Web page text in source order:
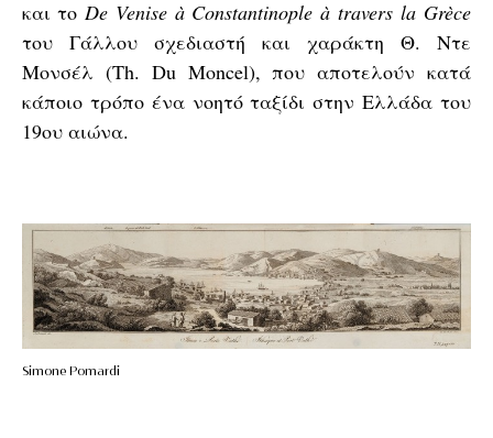
και το De Veniseà Constantinople àtravers la Grèce
του Γάλλου σχεδιαστή και χαράκτη Θ. Ντε
Μονσέλ (Th. Du Moncel), που αποτελούν κατά
κάποιο τρόπο ένα νοητό ταξίδι στην Ελλάδα του
19ου αιώνα.
Simone Pomardi